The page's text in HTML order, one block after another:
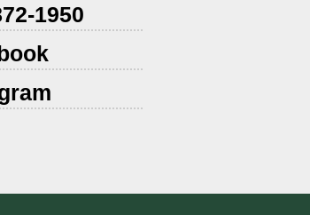
1950